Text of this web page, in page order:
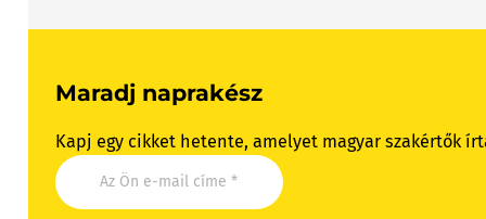
Maradj naprakész
Kapj egy cikket hetente, amelyet magyar szakértők